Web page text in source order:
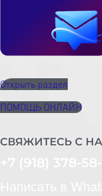
Открыть раздел
ПОМОЩЬ ОНЛАЙН
СВЯЖИТЕСЬ С